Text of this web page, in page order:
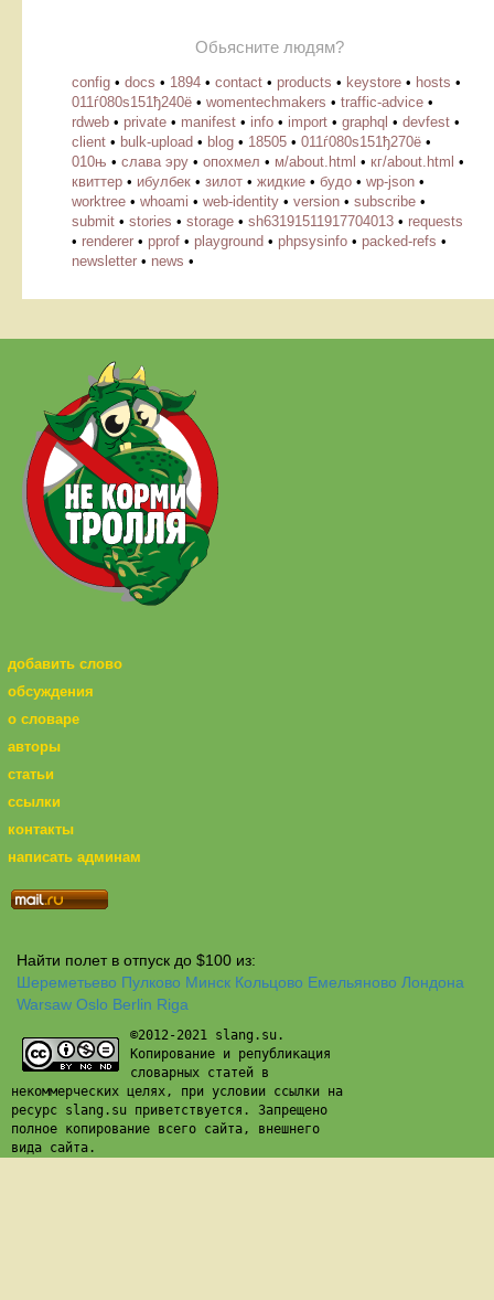
Обьясните людям?
config • docs • 1894 • contact • products • keystore • hosts •
011ѓ080ѕ151ђ240ё • womentechmakers • traffic-advice •
rdweb • private • manifest • info • import • graphql • devfest •
client • bulk-upload • blog • 18505 • 011ѓ080ѕ151ђ270ё •
010њ • слава эру • опохмел • м/about.html • кг/about.html •
квиттер • ибулбек • зилот • жидкие • будо • wp-json •
worktree • whoami • web-identity • version • subscribe •
submit • stories • storage • sh63191511917704013 • requests
• renderer • pprof • playground • phpsysinfo • packed-refs •
newsletter • news •
добавить слово
обсуждения
о словаре
авторы
статьи
ссылки
контакты
написать админам
Найти полет в отпуск до $100 из:
Шереметьево Пулково Минск Кольцово Емельяново Лондона
Warsaw Oslo Berlin Riga
©2012-2021 slang.su.
Копирование и републикация
словарных статей в
некоммерческих целях, при условии ссылки на
ресурс slang.su приветствуется. Запрещено
полное копирование всего сайта, внешнего
вида сайта.